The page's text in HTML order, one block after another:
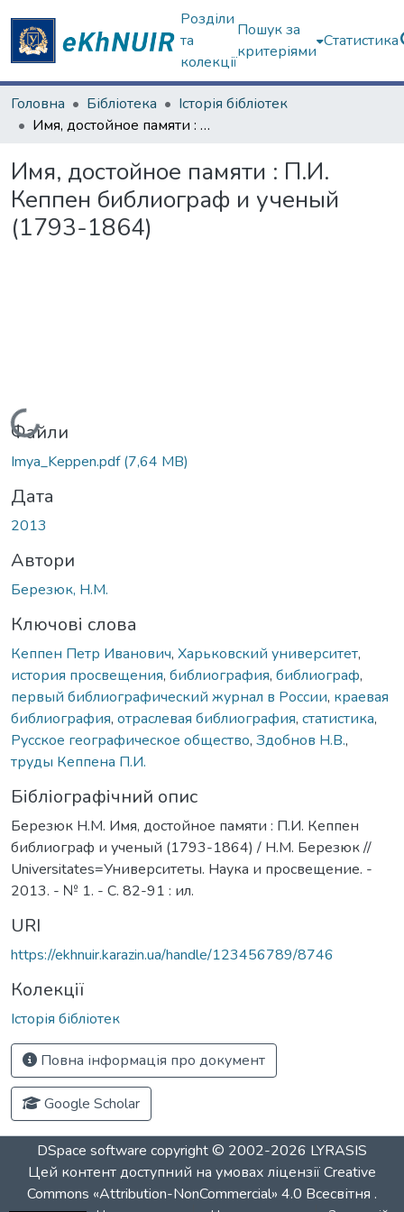
Розділи
та
колекції
Пошук за
критеріями
Статистика
Головна Бібліотека
Історія бібліотек
Имя, достойное памяти : П.И. Кеппен библиограф и ученый (1793-1864)
Имя, достойное памяти : П.И.
Кеппен библиограф и ученый
(1793-1864)
Вантажиться...
Файли
Imya_Keppen.pdf(7,64 MB)
Дата
2013
Автори
Березюк, Н.М.
Ключові слова
Кеппен Петр Иванович, Харьковский университет,
история просвещения, библиография, библиограф,
первый библиографический журнал в России, краевая
библиография, отраслевая библиография, статистика,
Русское географическое общество, Здобнов Н.В.,
труды Кеппена П.И.
Бібліографічний опис
Березюк Н.М. Имя, достойное памяти : П.И. Кеппен
библиограф и ученый (1793-1864) / Н.М. Березюк //
Universitates=Университеты. Наука и просвещение. -
2013. - № 1. - С. 82-91 : ил.
URI
https://ekhnuir.karazin.ua/handle/123456789/8746
Колекції
Історія бібліотек
Повна інформація про документ
Google Scholar
DSpace software copyright © 2002-2026 LYRASIS
Цей контент доступний на умовах ліцензіїCreative
Commons «Attribution-NonCommercial» 4.0 Всесвітня .